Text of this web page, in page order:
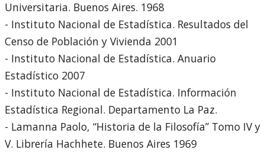
Universitaria. Buenos Aires. 1968
- Instituto Nacional de Estadística. Resultados del
Censo de Población y Vivienda 2001
- Instituto Nacional de Estadística. Anuario
Estadístico 2007
- Instituto Nacional de Estadística. Información
Estadística Regional. Departamento La Paz.
- Lamanna Paolo, “Historia de la Filosofía” Tomo IV y
V. Librería Hachhete. Buenos Aires 1969